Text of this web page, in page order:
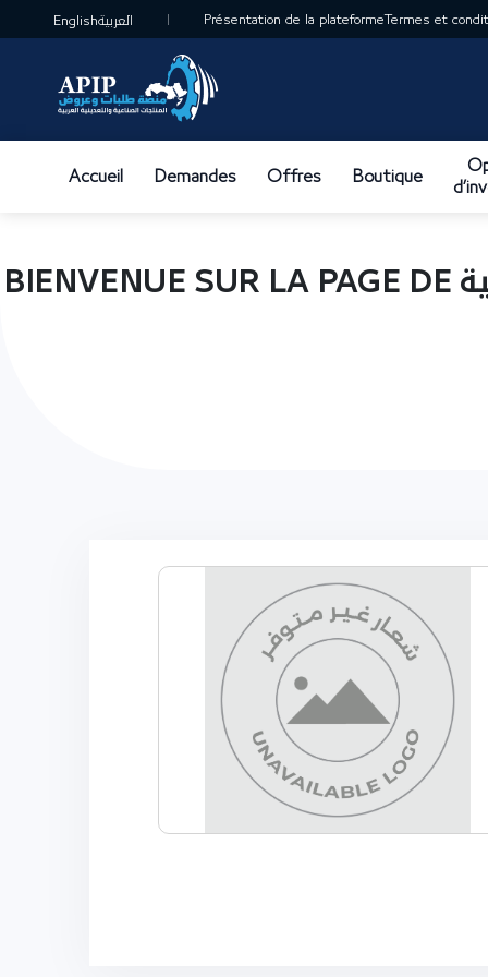
Englishالعربية Présentation de la plateforme Termes et
Accueil Demandes Offres Boutique
BIENVENUE SUR LA PAGE DE الشركة الوطنية للصناعات الورقية ( NATIONAL PAPER INDUSTRIES CO